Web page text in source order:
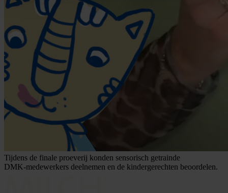
Tijdens de finale proeverij konden sensorisch getrainde
DMK‑medewerkers deelnemen en de kindergerechten beoordelen.